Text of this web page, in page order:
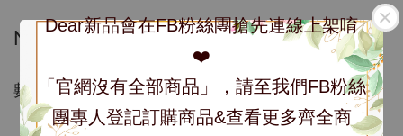
Dear新品會在FB粉絲團搶先連線上架唷
❤️
「官網沒有全部商品」，請至我們FB粉絲
團專人登記訂購商品&查看更多齊全商
NT$ 590
數量